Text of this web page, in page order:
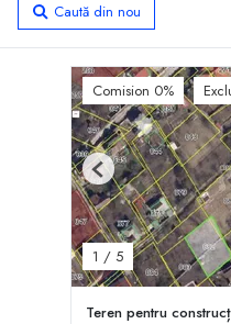
Caută din nou
Comision 0%
1 / 5
Previous
Teren pentru